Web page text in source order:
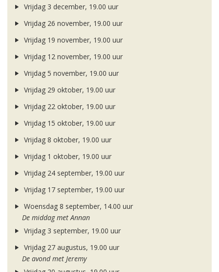
Vrijdag 3 december, 19.00 uur
Vrijdag 26 november, 19.00 uur
Vrijdag 19 november, 19.00 uur
Vrijdag 12 november, 19.00 uur
Vrijdag 5 november, 19.00 uur
Vrijdag 29 oktober, 19.00 uur
Vrijdag 22 oktober, 19.00 uur
Vrijdag 15 oktober, 19.00 uur
Vrijdag 8 oktober, 19.00 uur
Vrijdag 1 oktober, 19.00 uur
Vrijdag 24 september, 19.00 uur
Vrijdag 17 september, 19.00 uur
Woensdag 8 september, 14.00 uur
De middag met Annan
Vrijdag 3 september, 19.00 uur
Vrijdag 27 augustus, 19.00 uur
De avond met Jeremy